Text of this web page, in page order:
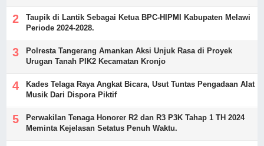
Taupik di Lantik Sebagai Ketua BPC-HIPMI Kabupaten Melawi
Periode 2024-2028.
Polresta Tangerang Amankan Aksi Unjuk Rasa di Proyek
Urugan Tanah PIK2 Kecamatan Kronjo
Kades Telaga Raya Angkat Bicara, Usut Tuntas Pengadaan Alat
Musik Dari Dispora Piktif
Perwakilan Tenaga Honorer R2 dan R3 P3K Tahap 1 TH 2024
Meminta Kejelasan Setatus Penuh Waktu.